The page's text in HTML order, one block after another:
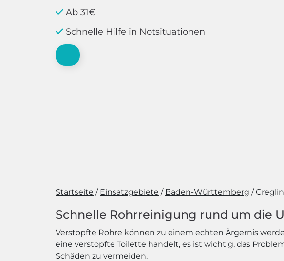
Ab 31€
Schnelle Hilfe in Notsituationen
Startseite Einsatzgebiete Baden-Württemberg
Schnelle Rohrreinigung rund um die
Verstopfte Rohre können zu einem echten Ärgernis
eine verstopfte Toilette handelt, es ist wichtig, das
Schäden zu vermeiden.